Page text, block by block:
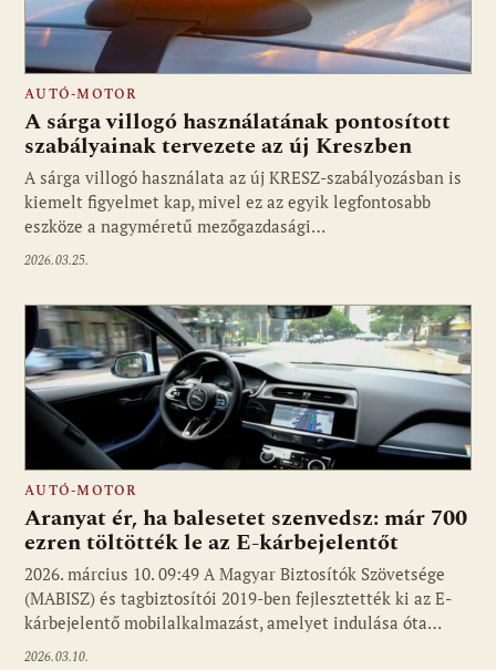
AUTÓ-MOTOR
A sárga villogó használatának pontosított
szabályainak tervezete az új Kreszben
A sárga villogó használata az új KRESZ-szabályozásban is
kiemelt figyelmet kap, mivel ez az egyik legfontosabb
eszköze a nagyméretű mezőgazdasági…
2026.03.25.
AUTÓ-MOTOR
Aranyat ér, ha balesetet szenvedsz: már 700
ezren töltötték le az E-kárbejelentőt
2026. március 10. 09:49 A Magyar Biztosítók Szövetsége
(MABISZ) és tagbiztosítói 2019-ben fejlesztették ki az E-
kárbejelentő mobilalkalmazást, amelyet indulása óta…
2026.03.10.